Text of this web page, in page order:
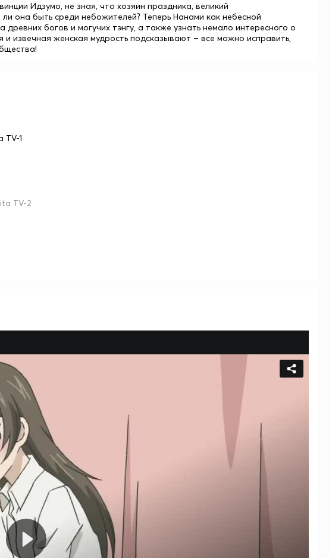
Идзумо, не зная, что хозяин праздника, великий
она быть среди небожителей? Теперь Нанами как небесной
богов и могучих тэнгу, а также узнать немало интересного о
извечная женская мудрость подсказывают – все можно исправить,
TV-1
TV-2